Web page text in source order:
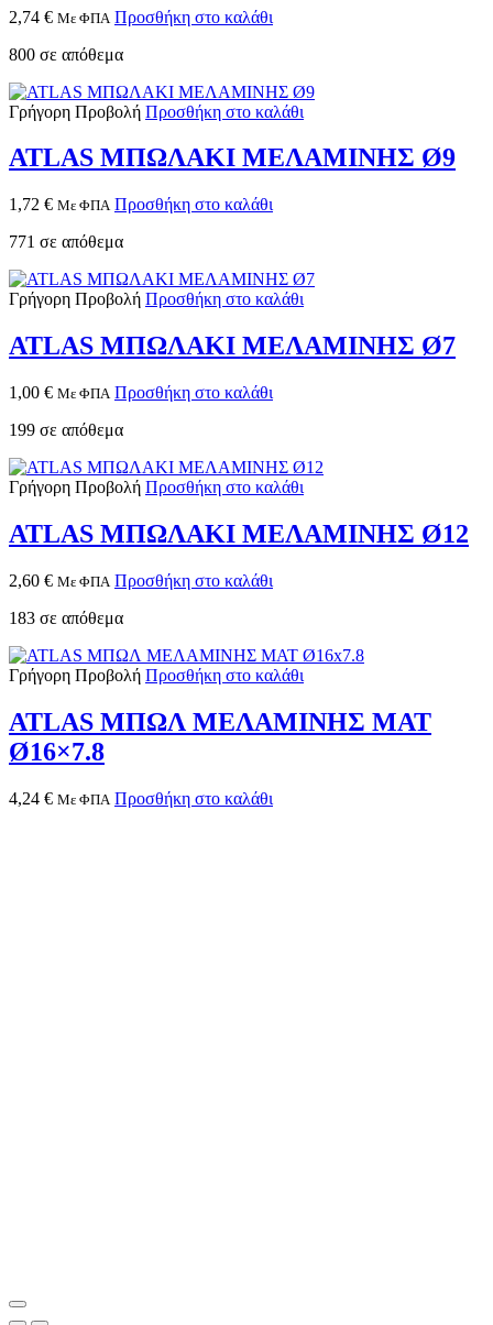
2,74 € Με ΦΠΑ Προσθήκη στο καλάθι
800 σε απόθεμα
Γρήγορη Προβολή Προσθήκη στο καλάθι
ATLAS ΜΠΩΛΑΚΙ ΜΕΛΑΜΙΝΗΣ Ø9
1,72 € Με ΦΠΑ Προσθήκη στο καλάθι
771 σε απόθεμα
Γρήγορη Προβολή Προσθήκη στο καλάθι
ATLAS ΜΠΩΛΑΚΙ ΜΕΛΑΜΙΝΗΣ Ø7
1,00 € Με ΦΠΑ Προσθήκη στο καλάθι
199 σε απόθεμα
Γρήγορη Προβολή Προσθήκη στο καλάθι
ATLAS ΜΠΩΛΑΚΙ ΜΕΛΑΜΙΝΗΣ Ø12
2,60 € Με ΦΠΑ Προσθήκη στο καλάθι
183 σε απόθεμα
Γρήγορη Προβολή Προσθήκη στο καλάθι
ATLAS ΜΠΩΛ ΜΕΛΑΜΙΝΗΣ ΜΑΤ
Ø16×7.8
4,24 € Με ΦΠΑ Προσθήκη στο καλάθι